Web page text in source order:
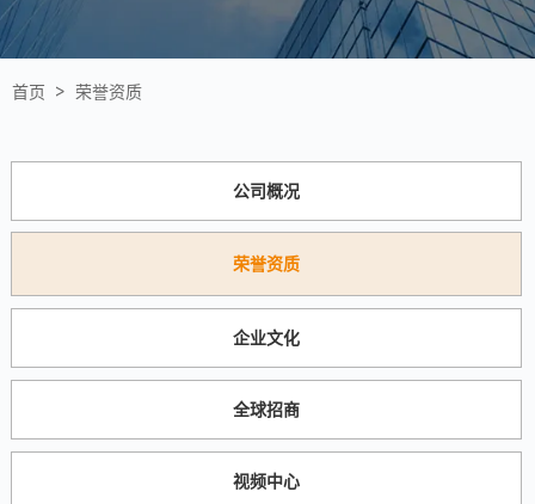
首页 > 荣誉资质
公司概况
荣誉资质
企业文化
全球招商
视频中心